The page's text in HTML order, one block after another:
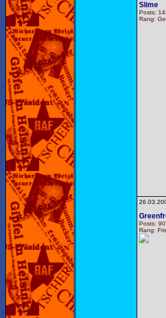
Slime
Posts:
Rang:
Posts:
Rang: